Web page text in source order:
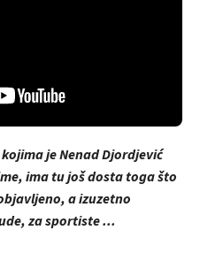
je Nenad Djordjević
ima tu još dosta toga što
a izuzetno
za sportiste ...